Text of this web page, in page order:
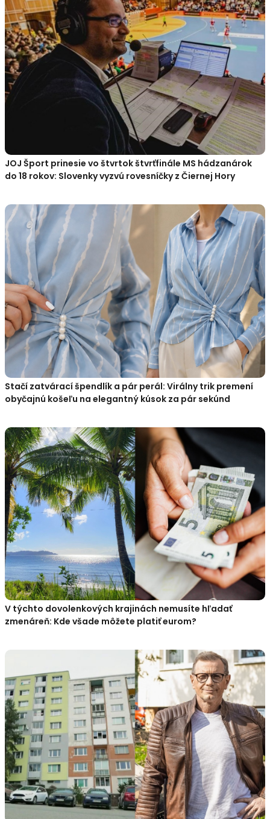
JOJ Šport prinesie vo štvrtok štvrťfinále MS hádzanárok
do 18 rokov: Slovenky vyzvú rovesníčky z Čiernej Hory
Stačí zatvárací špendlík a pár perál: Virálny trik premení
obyčajnú košeľu na elegantný kúsok za pár sekúnd
V týchto dovolenkových krajinách nemusíte hľadať
zmenáreň: Kde všade môžete platiť eurom?